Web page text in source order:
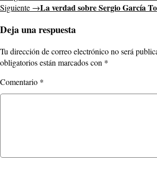
Siguiente →La verdad sobre Sergio García
Deja una respuesta
Tu dirección de correo electrónico no será
obligatorios están marcados con *
Comentario *